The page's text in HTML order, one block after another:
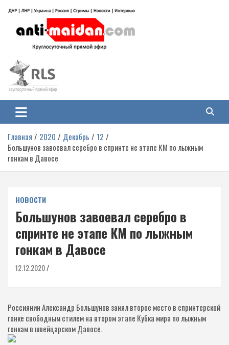
содержимому
Антимайдан: Гражданская война
на Украине
гражданской войне на Украине, включая события в Новороссии, ДНР,
ЛНР и других регионах.
Главная 2020 Декабрь
12
Большунов завоевал серебро в спринте не этапе КМ по лыжным
гонкам в Давосе
НОВОСТИ
Большунов завоевал серебро в
спринте не этапе КМ по лыжным
гонкам в Давосе
12.12.2020
Россиянин Александр Большунов занял второе место в спринтерской
гонке свободным стилем на втором этапе Кубка мира по лыжным
гонкам в швейцарском Давосе.